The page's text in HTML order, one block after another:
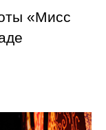
«Мисс